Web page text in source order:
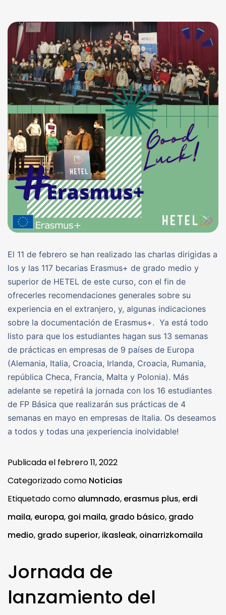
El 11 de febrero se han realizado las charlas dirigidas a
los y las 117 becarias Erasmus+ de grado medio y
superior de HETEL de este curso, con el fin de
ofrecerles recomendaciones generales sobre su
experiencia en el extranjero, y, algunas indicaciones
sobre la documentación de Erasmus+. Ya está todo
listo para que los estudiantes hagan sus 13 semanas
de prácticas en empresas de 9 países de Europa
(Alemania, Italia, Croacia, Irlanda, Croacia, Rumania,
república Checa, Francia, Malta y Polonia). Más
adelante se repetirá la jornada con los 16 estudiantes
de FP Básica que realizarán sus prácticas de 4
semanas en mayo en empresas de Italia. Os deseamos
a todos y todas una ¡experiencia inolvidable!
Publicada el febrero 11, 2022
Categorizado como Noticias
Etiquetado como alumnado, erasmus plus, erdi
maila, europa, goi maila, grado básico, grado
medio, grado superior, ikasleak, oinarrizkomaila
Jornada de
lanzamiento del